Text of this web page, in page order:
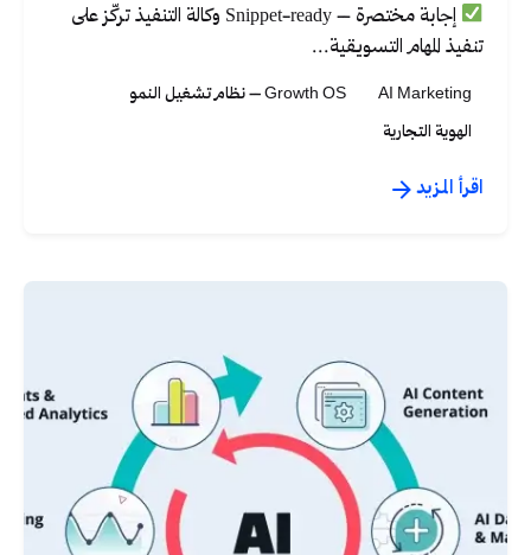
إجابة مختصرة – Snippet-ready وكالة التنفيذ تركّز على
تنفيذ المهام التسويقية...
AI Marketing
Growth OS – نظام تشغيل النمو
الهوية التجارية
اقرأ المزيد